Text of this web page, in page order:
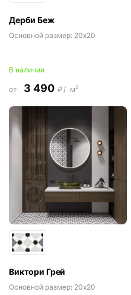
Дерби Беж
Основной размер: 20x20
В наличии
от 3 490 ₽/ м2
Виктори Грей
Основной размер: 20x20